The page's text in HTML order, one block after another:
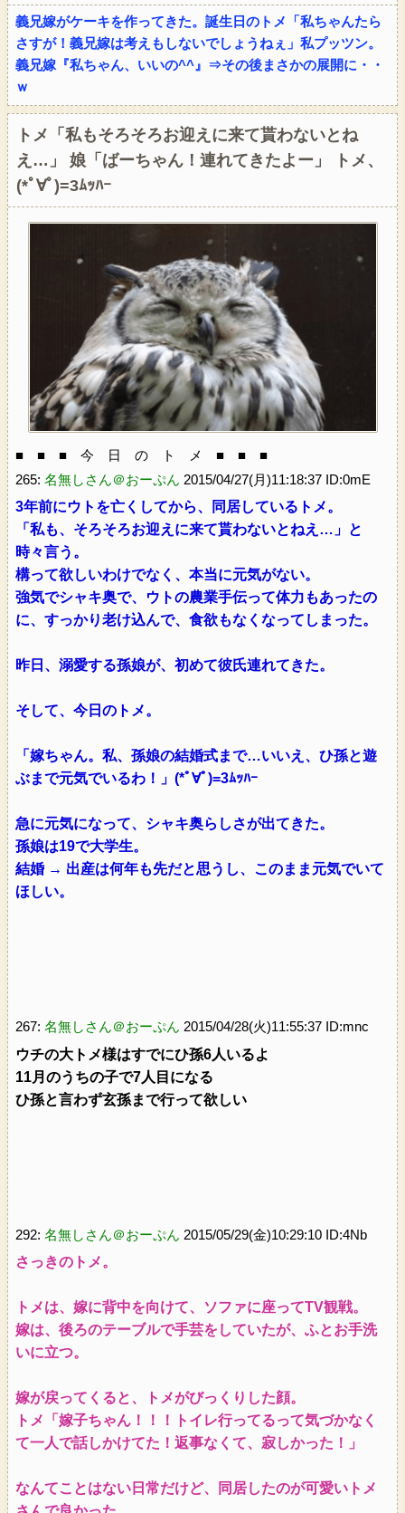
義兄嫁がケーキを作ってきた。誕生日のトメ「私ちゃんたら
さすが！義兄嫁は考えもしないでしょうねぇ」私プッツン。
義兄嫁『私ちゃん、いいの^^』⇒その後まさかの展開に・・
ｗ
トメ「私もそろそろお迎えに来て貰わないとね
え…」 娘「ばーちゃん！連れてきたよー」 トメ、
(*ﾟ∀ﾟ)=3ﾑｯﾊｰ
■ ■ ■ 今 日 の ト メ ■ ■ ■
265: 名無しさん＠おーぷん 2015/04/27(月)11:18:37 ID:0mE
3年前にウトを亡くしてから、同居しているトメ。
「私も、そろそろお迎えに来て貰わないとねえ…」と
時々言う。
構って欲しいわけでなく、本当に元気がない。
強気でシャキ奥で、ウトの農業手伝って体力もあったの
に、すっかり老け込んで、食欲もなくなってしまった。
昨日、溺愛する孫娘が、初めて彼氏連れてきた。
そして、今日のトメ。
「嫁ちゃん。私、孫娘の結婚式まで…いいえ、ひ孫と遊
ぶまで元気でいるわ！」(*ﾟ∀ﾟ)=3ﾑｯﾊｰ
急に元気になって、シャキ奥らしさが出てきた。
孫娘は19で大学生。
結婚 → 出産は何年も先だと思うし、このまま元気でいて
ほしい。
267: 名無しさん＠おーぷん 2015/04/28(火)11:55:37 ID:mnc
ウチの大トメ様はすでにひ孫6人いるよ
11月のうちの子で7人目になる
ひ孫と言わず玄孫まで行って欲しい
292: 名無しさん＠おーぷん 2015/05/29(金)10:29:10 ID:4Nb
さっきのトメ。
トメは、嫁に背中を向けて、ソファに座ってTV観戦。
嫁は、後ろのテーブルで手芸をしていたが、ふとお手洗
いに立つ。
嫁が戻ってくると、トメがびっくりした顔。
トメ「嫁子ちゃん！！！トイレ行ってるって気づかなく
て一人で話しかけてた！返事なくて、寂しかった！」
なんてことはない日常だけど、同居したのが可愛いトメ